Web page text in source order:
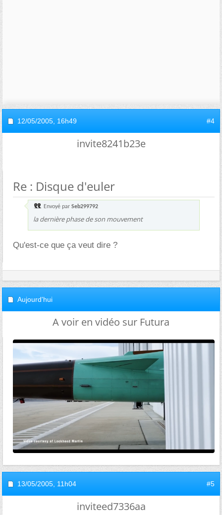
12/05/2005, 16h49 #4
invite8241b23e
Re : Disque d'euler
Envoyé par Seb299792
la dernière phase de son mouvement
Qu'est-ce que ça veut dire ?
Aujourd'hui
A voir en vidéo sur Futura
13/05/2005, 11h04 #5
inviteed7336aa